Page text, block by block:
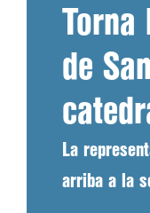
Torna
de
La
arriba a la